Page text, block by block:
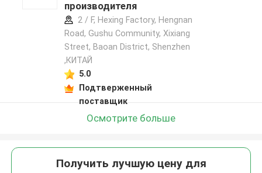
производителя
2 / F, Hexing Factory, Hengnan
Road, Gushu Community, Xixiang
Street, Baoan District, Shenzhen
,КИТАЙ
5.0
Подтверженный
поставщик
Осмотрите больше
Получить лучшую цену для